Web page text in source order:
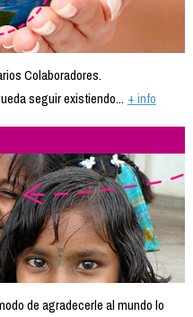
Colaboradores.
seguir existiendo... + info
de agradecerle al mundo lo